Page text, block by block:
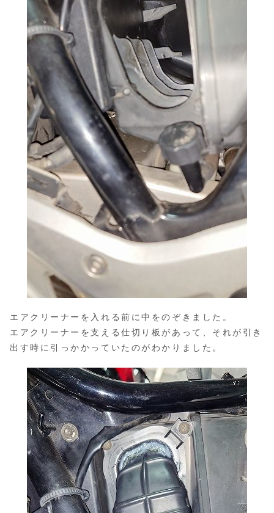
エアクリーナーを入れる前に中をのぞきました。
エアクリーナーを支える仕切り板があって、それが引き
出す時に引っかかっていたのがわかりました。